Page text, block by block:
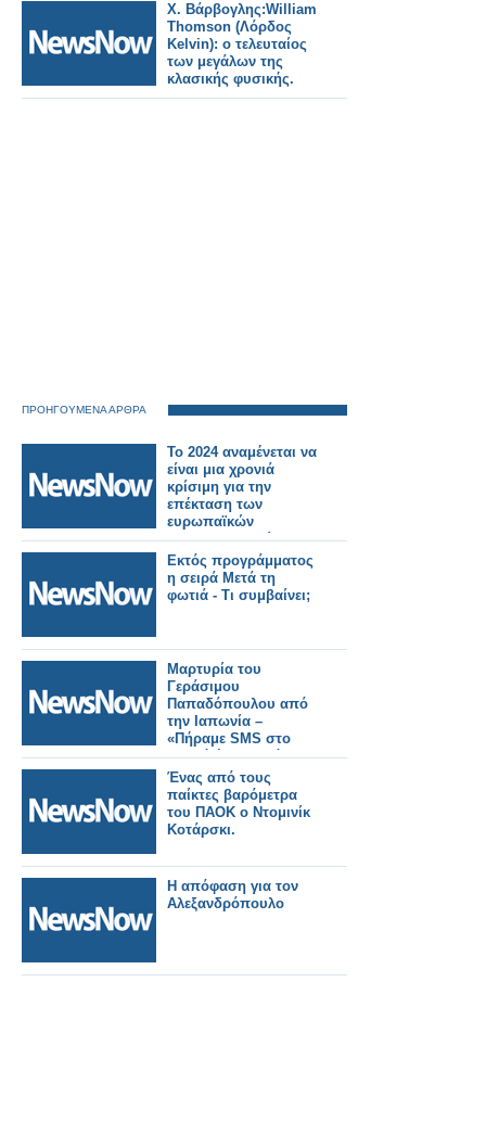
Χ. Βάρβογλης:William
Thomson (Λόρδος
Kelvin): ο τελευταίος
των μεγάλων της
κλασικής φυσικής.
ΠΡΟΗΓΟΥΜΕΝΑ ΑΡΘΡΑ
Το 2024 αναμένεται να
είναι μια χρονιά
κρίσιμη για την
επέκταση των
ευρωπαϊκών
σιδηροδρομικών
ταξιδιών
Εκτός προγράμματος
η σειρά Μετά τη
φωτιά - Τι συμβαίνει;
Μαρτυρία του
Γεράσιμου
Παπαδόπουλου από
την Ιαπωνία –
«Πήραμε SMS στο
κινητό ένα λεπτό πριν
τον σεισμό - Τα τρένα-
σφαίρες σταμάτησαν
αυτόματα"
Ένας από τους
παίκτες βαρόμετρα
του ΠΑΟΚ ο Ντομινίκ
Κοτάρσκι.
Η απόφαση για τον
Αλεξανδρόπουλο